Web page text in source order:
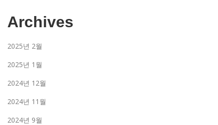
Archives
2025년 2월
2025년 1월
2024년 12월
2024년 11월
2024년 9월